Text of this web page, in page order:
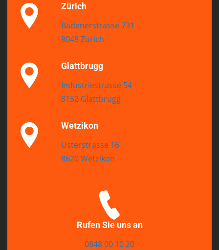
Zürich
Badenerstrasse 731
8048 Zürich
Glattbrugg
Industriestrasse 54
8152 Glattbrugg
Wetzikon
Usterstrasse 16
8620 Wetzikon
Rufen Sie uns an
0848 00 10 20